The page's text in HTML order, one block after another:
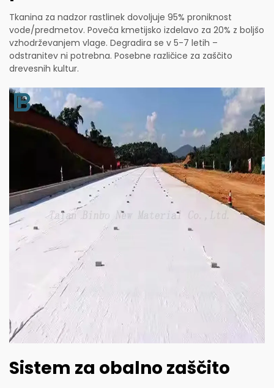
Tkanina za nadzor rastlinek dovoljuje 95% proniknost
vode/predmetov. Poveča kmetijsko izdelavo za 20% z boljšo
vzhodrževanjem vlage. Degradira se v 5-7 letih –
odstranitev ni potrebna. Posebne različice za zaščito
drevesnih kultur.
Sistem za obalno zaščito